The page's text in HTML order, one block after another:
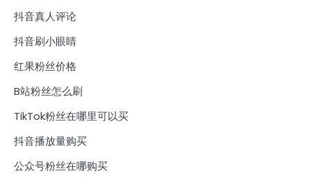
抖音真人评论
抖音刷小眼睛
红果粉丝价格
B站粉丝怎么刷
TikTok粉丝在哪里可以买
抖音播放量购买
公众号粉丝在哪购买